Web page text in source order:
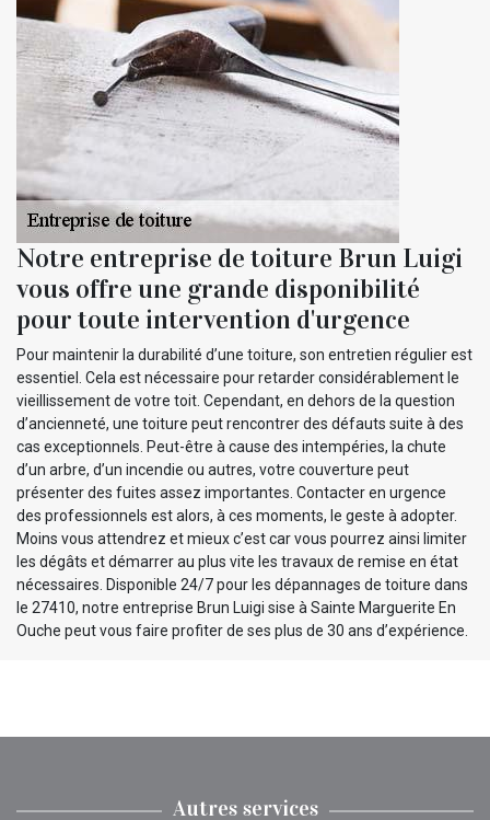
Notre entreprise de toiture Brun Luigi
vous offre une grande disponibilité
pour toute intervention d'urgence
Pour maintenir la durabilité d’une toiture, son entretien régulier est
essentiel. Cela est nécessaire pour retarder considérablement le
vieillissement de votre toit. Cependant, en dehors de la question
d’ancienneté, une toiture peut rencontrer des défauts suite à des
cas exceptionnels. Peut-être à cause des intempéries, la chute
d’un arbre, d’un incendie ou autres, votre couverture peut
présenter des fuites assez importantes. Contacter en urgence
des professionnels est alors, à ces moments, le geste à adopter.
Moins vous attendrez et mieux c’est car vous pourrez ainsi limiter
les dégâts et démarrer au plus vite les travaux de remise en état
nécessaires. Disponible 24/7 pour les dépannages de toiture dans
le 27410, notre entreprise Brun Luigi sise à Sainte Marguerite En
Ouche peut vous faire profiter de ses plus de 30 ans d’expérience.
Autres services